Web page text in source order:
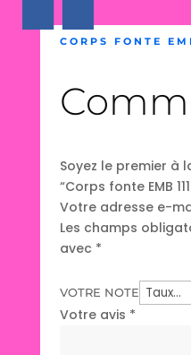
CORPS FONTE
Soyez le premier à
“Corps fonte EMB
Votre adresse e-
Les champs
avec *
VOTRE NOTE
Votre avis *